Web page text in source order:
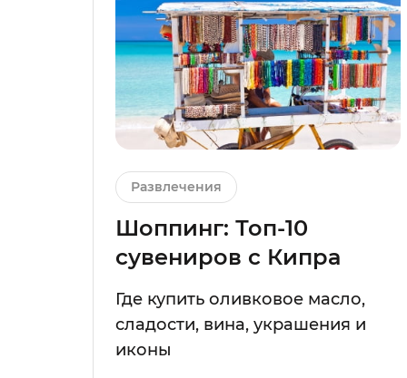
Развлечения
Шоппинг: Топ-10
сувениров с Кипра
Где купить оливковое масло,
сладости, вина, украшения и
иконы